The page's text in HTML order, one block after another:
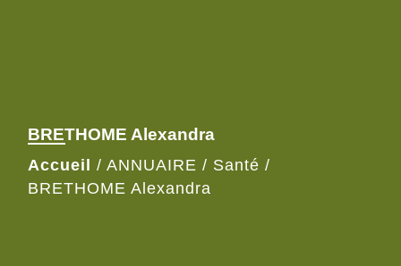
BRETHOME Alexandra
Accueil / ANNUAIRE / Santé /
BRETHOME Alexandra